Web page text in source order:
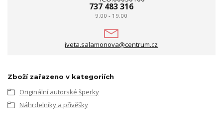
737 483 316
9.00 - 19.00
iveta.salamonova@centrum.cz
Zboží zařazeno v kategoriích
Originální autorské šperky
Náhrdelníky a přívěšky